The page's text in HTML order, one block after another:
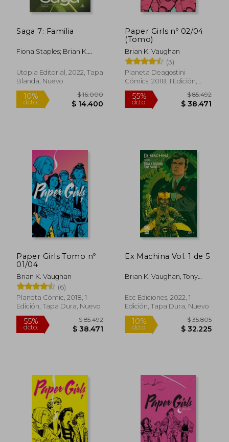
10%
dcto.
$ 15.000
$ 13.500
50%
dcto.
Saga 7: Familia
Fiona Staples; Brian K.
Utopia Editorial, 2022, Tapa
Blanda, Nuevo
Paper Girls nº 02/04
(Tomo)
Brian K. Vaughan
(3)
Planeta Deagostini
Cómics, 2018, 1 Edición,
Tapa Dura, Nuevo
Paper Girls Tomo nº
01/04
Brian K. Vaughan
(6)
Planeta Cómic, 2018, 1
Edición, Tapa Dura, Nuevo
Ex Machina Vol. 1 de 5
Brian K. Vaughan, Tony
Ecc Ediciones, 2022, 1
Edición, Tapa Dura, Nuevo